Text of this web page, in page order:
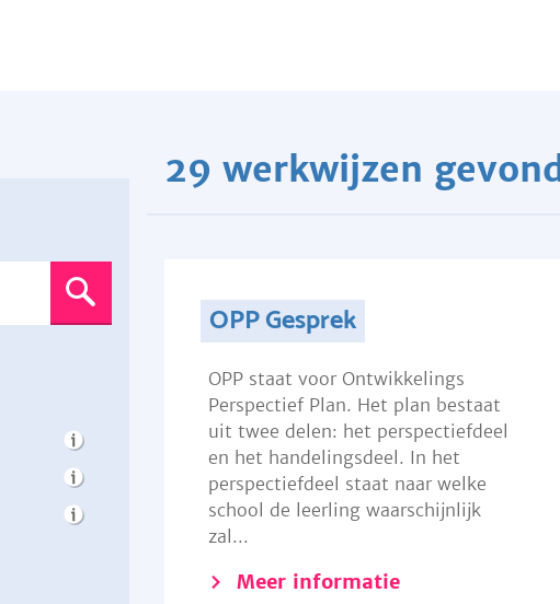
29 werkwijzen
OPP Gesprek
OPP staat voor Ontwikkelings
Perspectief Plan. Het plan bestaat
uit twee delen: het perspectiefdeel
en het handelingsdeel. In het
perspectiefdeel staat naar welke
school de leerling waarschijnlijk
zal...
Meer informatie